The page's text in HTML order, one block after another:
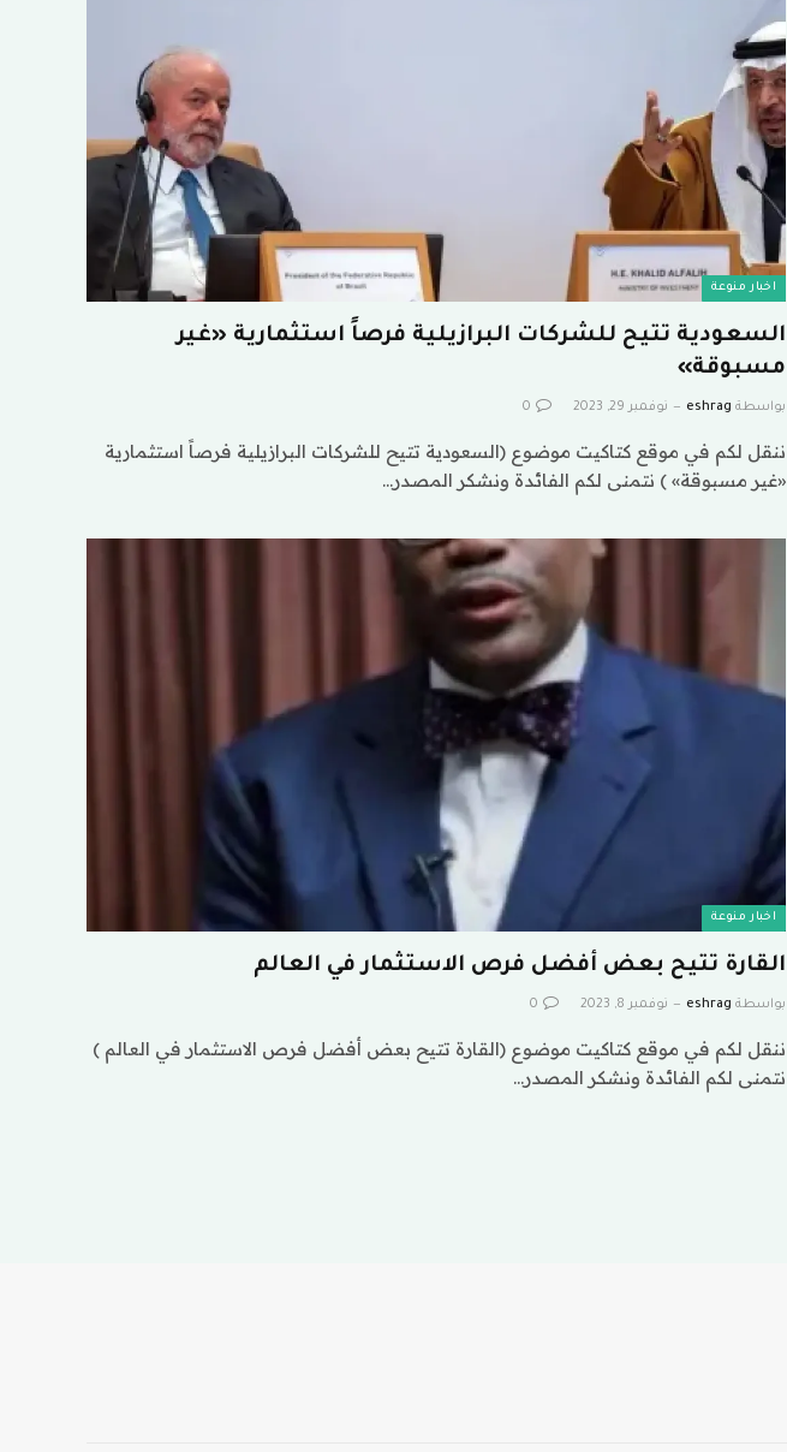
اخبار منوعة
السعودية تتيح للشركات البرازيلية فرصاً استثمارية «غير
مسبوقة»
بواسطة eshrag نوفمبر 29, 2023 0
ننقل لكم في موقع كتاكيت موضوع (السعودية تتيح للشركات البرازيلية فرصاً استثمارية
«غير مسبوقة» ) نتمنى لكم الفائدة ونشكر المصدر…
اخبار منوعة
القارة تتيح بعض أفضل فرص الاستثمار في العالم
بواسطة eshrag نوفمبر 8, 2023 0
ننقل لكم في موقع كتاكيت موضوع (القارة تتيح بعض أفضل فرص الاستثمار في العالم )
نتمنى لكم الفائدة ونشكر المصدر…